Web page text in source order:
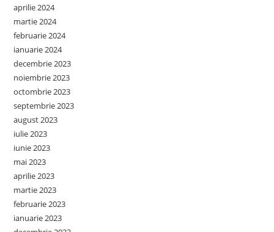
aprilie 2024
martie 2024
februarie 2024
ianuarie 2024
decembrie 2023
noiembrie 2023
octombrie 2023
septembrie 2023
august 2023
iulie 2023
iunie 2023
mai 2023
aprilie 2023
martie 2023
februarie 2023
ianuarie 2023